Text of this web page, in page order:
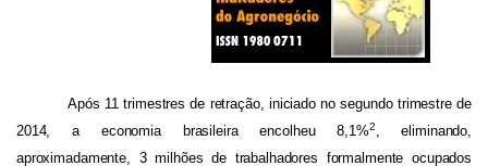
Após 11 trimestres de retração, iniciado no segundo trimestre de
2014, a economia brasileira encolheu 8,1%2
, eliminando,
aproximadamente, 3 milhões de trabalhadores formalmente ocupados